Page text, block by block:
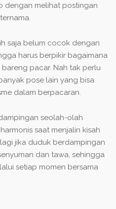
dengan melihat postingan
saja belum cocok dengan
harus berpikir bagaimana
pacar. Nah tak perlu
pose lain yang bisa
dalam berpacaran.
seolah-olah
saat menjalin kisah
jika duduk berdampingan
dan tawa, sehingga
setiap momen bersama